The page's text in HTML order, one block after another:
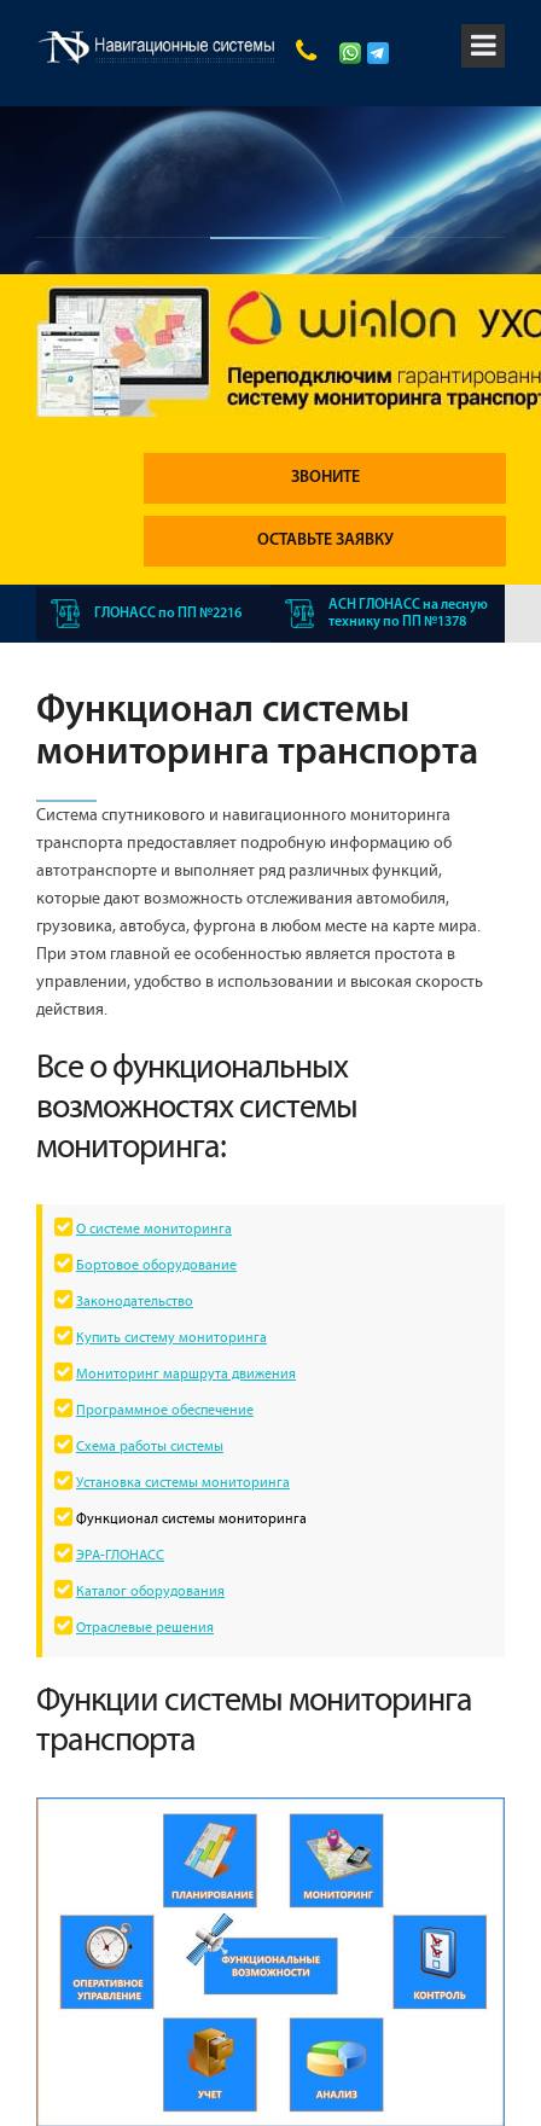
ЗВОНИТЕ
ОСТАВЬТЕ ЗАЯВКУ
ГЛОНАСС по ПП №2216
АСН ГЛОНАСС на лесную
технику по ПП №1378
Функционал системы
мониторинга транспорта
Система спутникового и навигационного мониторинга
транспорта предоставляет подробную информацию об
автотранспорте и выполняет ряд различных функций,
которые дают возможность отслеживания автомобиля,
грузовика, автобуса, фургона в любом месте на карте мира.
При этом главной ее особенностью является простота в
управлении, удобство в использовании и высокая скорость
действия.
Все о функциональных
возможностях системы
мониторинга:
О системе мониторинга
Бортовое оборудование
Законодательство
Купить систему мониторинга
Мониторинг маршрута движения
Программное обеспечение
Схема работы системы
Установка системы мониторинга
Функционал системы мониторинга
ЭРА-ГЛОНАСС
Каталог оборудования
Отраслевые решения
Функции системы мониторинга
транспорта